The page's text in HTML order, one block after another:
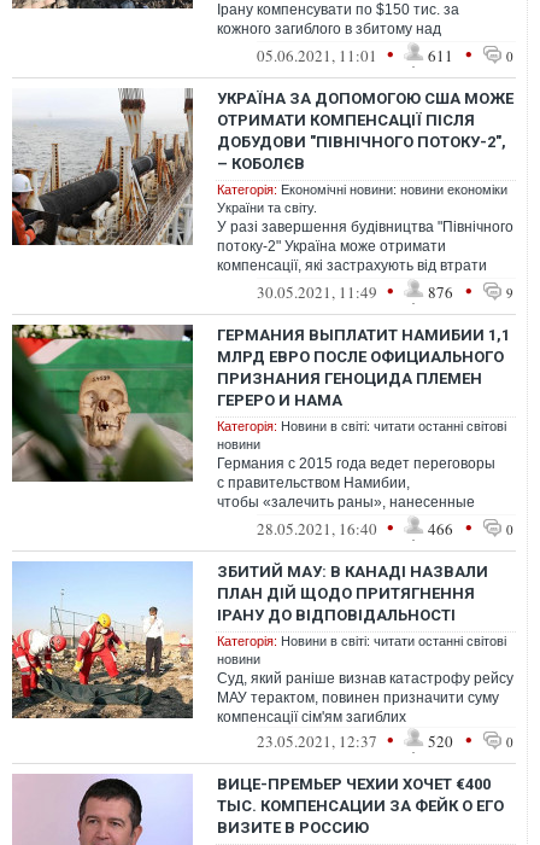
Ірану компенсувати по $150 тис. за
кожного загиблого в збитому над
Тегераном літаку МАУ. Родичам жертв
05.06.2021, 11:01 • 611 • 0
УКРАЇНА ЗА ДОПОМОГОЮ США МОЖЕ
ОТРИМАТИ КОМПЕНСАЦІЇ ПІСЛЯ
ДОБУДОВИ "ПІВНІЧНОГО ПОТОКУ-2",
– КОБОЛЄВ
Категорія: Економічні новини: новини економіки
України та світу.
У разі завершення будівництва "Північного
потоку-2" Україна може отримати
компенсації, які застрахують від втрати
сплати за транзит російського газу д...
30.05.2021, 11:49 • 876 • 9
ГЕРМАНИЯ ВЫПЛАТИТ НАМИБИИ 1,1
МЛРД ЕВРО ПОСЛЕ ОФИЦИАЛЬНОГО
ПРИЗНАНИЯ ГЕНОЦИДА ПЛЕМЕН
ГЕРЕРО И НАМА
Категорія: Новини в світі: читати останні світові
новини
Германия с 2015 года ведет переговоры
с правительством Намибии,
чтобы «залечить раны», нанесенные
немецкими колониальными войсками,
истреблявшими плем...
28.05.2021, 16:40 • 466 • 0
ЗБИТИЙ МАУ: В КАНАДІ НАЗВАЛИ
ПЛАН ДІЙ ЩОДО ПРИТЯГНЕННЯ
ІРАНУ ДО ВІДПОВІДАЛЬНОСТІ
Категорія: Новини в світі: читати останні світові
новини
Суд, який раніше визнав катастрофу рейсу
МАУ терактом, повинен призначити суму
компенсації сім'ям загиблих
23.05.2021, 12:37 • 520 • 0
ВИЦЕ-ПРЕМЬЕР ЧЕХИИ ХОЧЕТ €400
ТЫС. КОМПЕНСАЦИИ ЗА ФЕЙК О ЕГО
ВИЗИТЕ В РОССИЮ